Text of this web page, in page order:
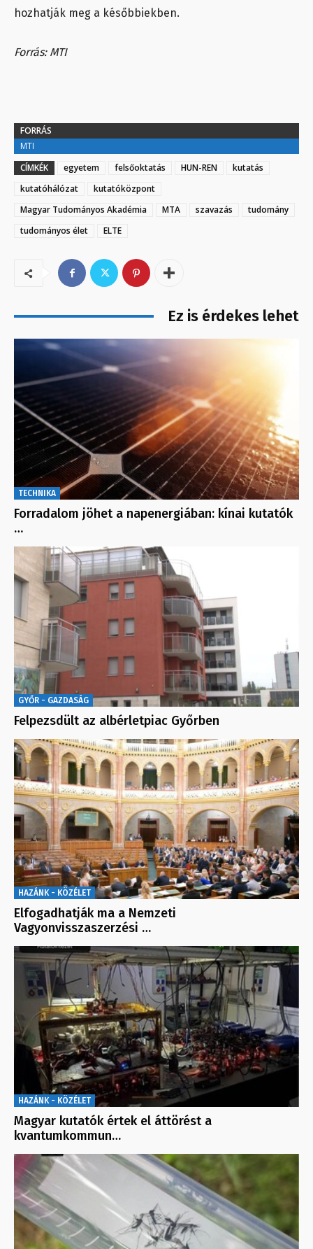
hozhatják meg a későbbiekben.
Forrás: MTI
FORRÁS
MTI
CÍMKÉK
egyetem felsőoktatás HUN-REN
kutatás
kutatóhálózat
kutatóközpont
Magyar Tudományos Akadémia
MTA szavazás
tudomány
tudományos élet
ELTE
Ez is érdekes lehet
TECHNIKA
Forradalom jöhet a napenergiában: kínai kutatók
…
GYŐR - GAZDASÁG
Felpezsdült az albérletpiac Győrben
HAZÁNK - KÖZÉLET
Elfogadhatják ma a Nemzeti
Vagyonvisszaszerzési …
HAZÁNK - KÖZÉLET
Magyar kutatók értek el áttörést a
kvantumkommun…